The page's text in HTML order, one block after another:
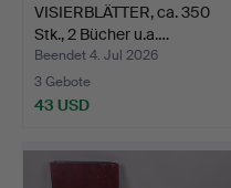
VISIERBLÄTTER, ca. 350
Stk., 2 Bücher u.a.…
Beendet 4. Jul 2026
3 Gebote
43 USD